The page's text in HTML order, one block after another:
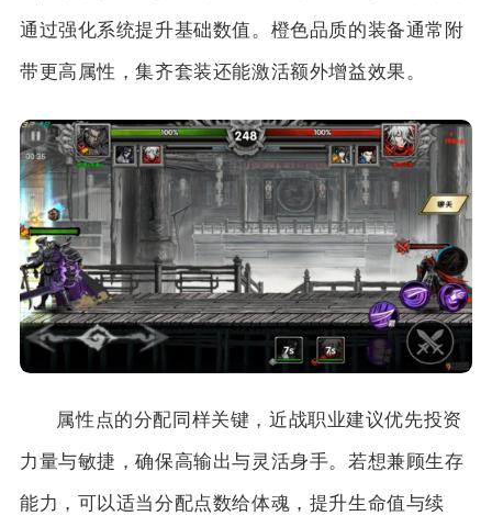
通过强化系统提升基础数值。橙色品质的装备通常附
带更高属性，集齐套装还能激活额外增益效果。
属性点的分配同样关键，近战职业建议优先投资
力量与敏捷，确保高输出与灵活身手。若想兼顾生存
能力，可以适当分配点数给体魂，提升生命值与续